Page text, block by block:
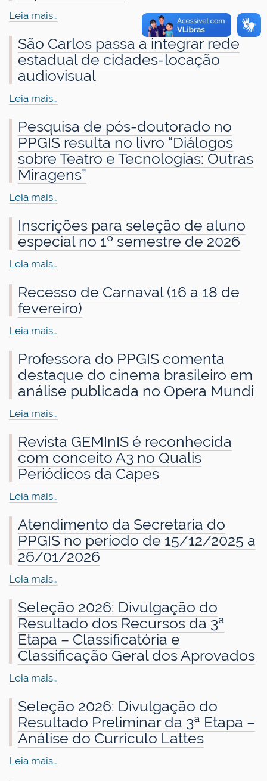
Leia mais…
São Carlos passa a integrar rede
estadual de cidades-locação
audiovisual
Leia mais…
Pesquisa de pós-doutorado no
PPGIS resulta no livro “Diálogos
sobre Teatro e Tecnologias: Outras
Miragens”
Leia mais…
Inscrições para seleção de aluno
especial no 1º semestre de 2026
Leia mais…
Recesso de Carnaval (16 a 18 de
fevereiro)
Leia mais…
Professora do PPGIS comenta
destaque do cinema brasileiro em
análise publicada no Opera Mundi
Leia mais…
Revista GEMInIS é reconhecida
com conceito A3 no Qualis
Periódicos da Capes
Leia mais…
Atendimento da Secretaria do
PPGIS no período de 15/12/2025 a
26/01/2026
Leia mais…
Seleção 2026: Divulgação do
Resultado dos Recursos da 3ª
Etapa – Classificatória e
Classificação Geral dos Aprovados
Leia mais…
Seleção 2026: Divulgação do
Resultado Preliminar da 3ª Etapa –
Análise do Currículo Lattes
Leia mais…